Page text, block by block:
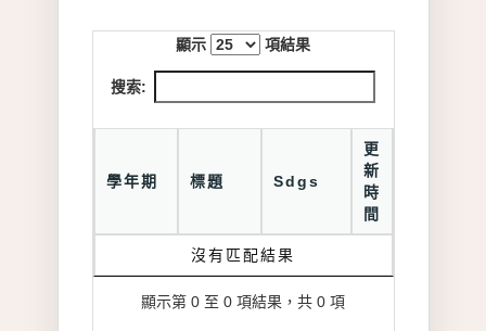
顯示 項結果
搜索:
學年期 標題 Sdgs
更
新
時
間
沒有匹配結果
顯示第 0 至 0 項結果，共 0 項